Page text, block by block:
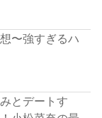
〜強すぎるハ
とデートす